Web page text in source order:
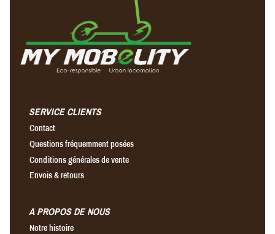
SERVICE CLIENTS
Contact
Questions fréquemment posées
Conditions générales de vente
Envois & retours
A PROPOS DE NOUS
Notre histoire